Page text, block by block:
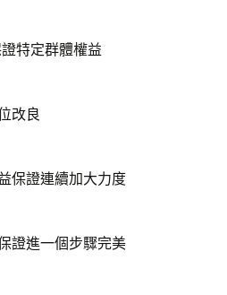
特定群體權益
改良
證連續加大力度
進一個步驟完美